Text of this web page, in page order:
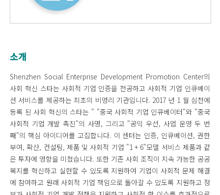
소개
Shenzhen Social Enterprise Development Promotion Center의
사회 혁신 스타는 사회적 기업 인증을 전공하고 사회적 기업 인큐베이
션 서비스를 제공하는 최초의 비영리 기관입니다. 2017 년 1 월 심천에
등록 된 사회 혁신의 스타는 " "중국 사회적 기업 인큐베이터"와 "중국
사회적 기업 개발 촉진"의 사명, 그리고 "공익 우선, 사업 운영 두 번
째"의 핵심 아이디어를 고집합니다. 이 센터는 인증, 인큐베이션, 권한
부여, 확산, 컨설팅, 제품 및 사회적 기업 "1 + 6"모델 서비스 제품과 같
은 투자에 영향을 미쳤습니다. 또한 기존 사회 조직이 지속 가능한 공공
복지를 혁신하고 실현할 수 있도록 지원하여 기업이 사회적 문제 해결
에 참여하고 원래 사회적 기업 책임으로 돌아갈 수 있도록 지원하고 정